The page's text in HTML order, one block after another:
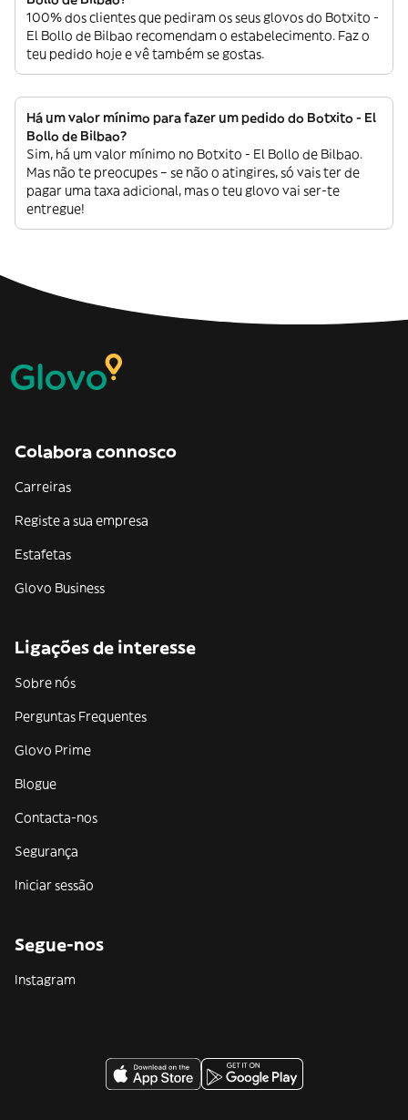
100% dos clientes que pediram os seus glovos do Botxito -
El Bollo de Bilbao recomendam o estabelecimento. Faz o
teu pedido hoje e vê também se gostas.
Há um valor mínimo para fazer um pedido do Botxito - El
Bollo de Bilbao?
Sim, há um valor mínimo no Botxito - El Bollo de Bilbao.
Mas não te preocupes – se não o atingires, só vais ter de
pagar uma taxa adicional, mas o teu glovo vai ser-te
entregue!
Colabora connosco
Carreiras
Registe a sua empresa
Estafetas
Glovo Business
Ligações de interesse
Sobre nós
Perguntas Frequentes
Glovo Prime
Blogue
Contacta-nos
Segurança
Iniciar sessão
Segue-nos
Instagram